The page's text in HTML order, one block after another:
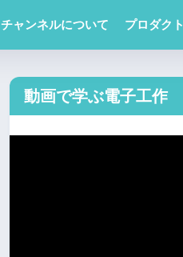
チャンネルについて プロダクト
動画で学ぶ電子工作